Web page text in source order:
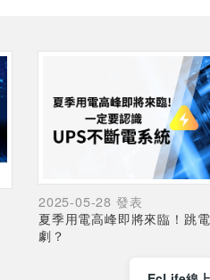
2025-05-28 發表
夏季用電高峰即將來臨！跳
劇？